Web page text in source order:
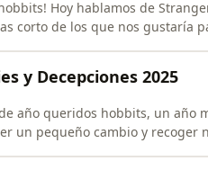
personajes y sus
corto de los que nos gustaría
O bien vernos en directo e
y Decepciones 2025
año mas y este programa no podía faltar.
un pequeño cambio y recoger